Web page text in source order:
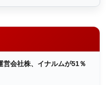
会社株、イナルムが51％